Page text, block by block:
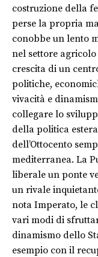
costruzione della
perse la propria
conobbe un lento
nel settore
crescita di un
politiche,
vivacità e
collegare lo
della politica
dell’Ottocento
mediterranea. La
liberale un ponte
un rivale
nota Imperato, le
vari modi di
dinamismo dello
esempio con il